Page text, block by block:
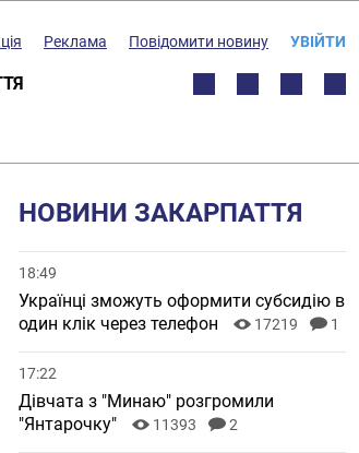
Реклама Повідомити новину УВІЙТИ
НОВИНИ ЗАКАРПАТТЯ
18:49
Українці зможуть оформити субсидію в
один клік через телефон
17219 1
17:22
Дівчата з "Минаю" розгромили
"Янтарочку"
11393 2